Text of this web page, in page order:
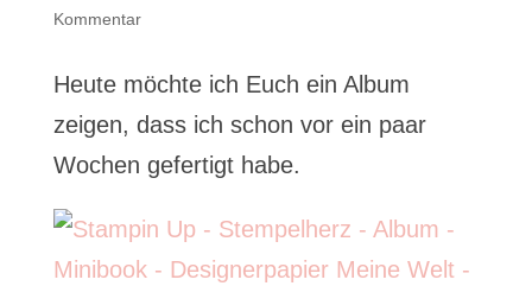
Kommentar
Heute möchte ich Euch ein Album
zeigen, dass ich schon vor ein paar
Wochen gefertigt habe.